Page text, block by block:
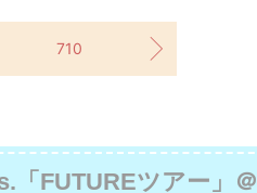
710
「FUTUREツアー」＠